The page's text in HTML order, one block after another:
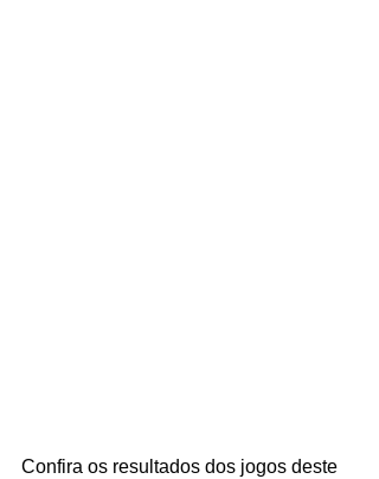
Confira os resultados dos jogos deste